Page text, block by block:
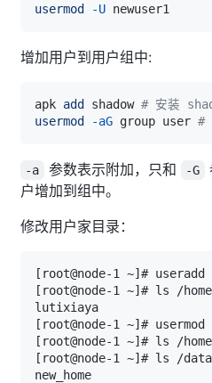
usermod -U
增加用户到用户组中:
apk add shadow # 安装
usermod
-aG group user #
-a 参数表示附加，只和 -G
户增加到组中。
修改用户家目录：